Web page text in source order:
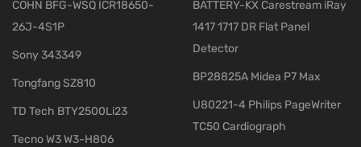
COHN BFG-WSQ ICR18650-
26J-4S1P
Sony 343349
Tongfang SZ810
TD Tech BTY2500Li23
Tecno W3 W3-H806
BATTERY-KX Carestream iRay
1417 1717 DR Flat Panel
Detector
BP28825A Midea P7 Max
U80221-4 Philips PageWriter
TC50 Cardiograph